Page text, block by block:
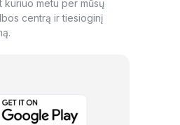
kuriuo metu per mūsų
centrą ir tiesioginį